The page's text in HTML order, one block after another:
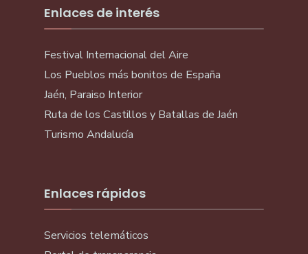
Enlaces de interés
Festival Internacional del Aire
Los Pueblos más bonitos de España
Jaén, Paraiso Interior
Ruta de los Castillos y Batallas de Jaén
Turismo Andalucía
Enlaces rápidos
Servicios telemáticos